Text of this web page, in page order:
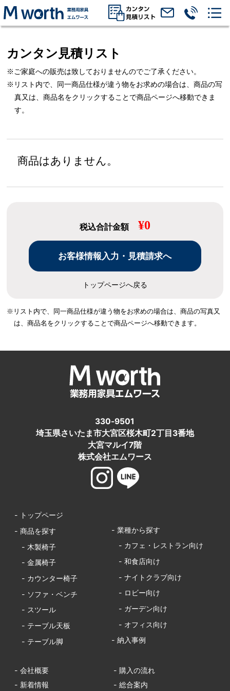
カンタン見積リスト
※ご家庭への販売は致しておりませんのでご了承ください。
※リスト内で、同一商品仕様が違う物をお求めの場合は、商品の写
真又は、商品名をクリックすることで商品ページへ移動できま
す。
商品はありません。
税込合計金額 ¥0
トップページへ戻る
※リスト内で、同一商品仕様が違う物をお求めの場合は、商品の写真又
は、商品名をクリックすることで商品ページへ移動できます。
330-9501
埼玉県さいたま市大宮区桜木町2丁目3番地
大宮マルイ7階
株式会社エムワース
- トップページ
- 商品を探す
- 木製椅子
- 金属椅子
- カウンター椅子
- ソファ・ベンチ
- スツール
- テーブル天板
- テーブル脚
- 業種から探す
- カフェ・レストラン向け
- 和食店向け
- ナイトクラブ向け
- ロビー向け
- ガーデン向け
- オフィス向け
- 納入事例
- 会社概要
- 購入の流れ
- 新着情報
- 総合案内